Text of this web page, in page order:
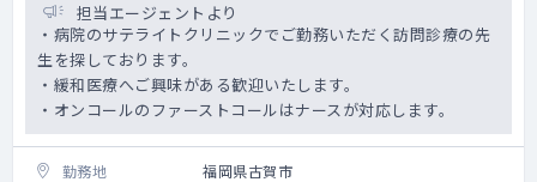
担当エージェントより
・病院のサテライトクリニックでご勤務いただく訪問診療の先
生を探しております。
・緩和医療へご興味がある歓迎いたします。
・オンコールのファーストコールはナースが対応します。
勤務地 福岡県古賀市